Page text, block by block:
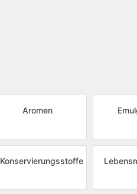
Aromen
Konservierungsstoffe